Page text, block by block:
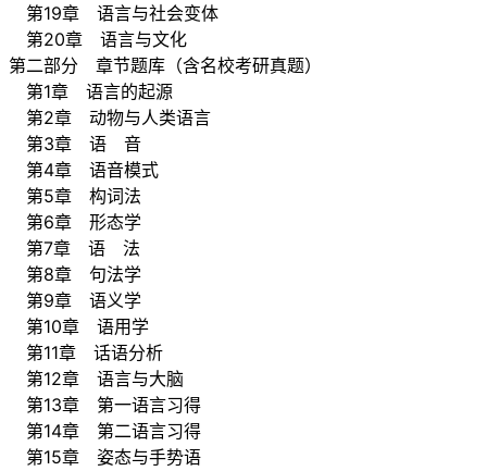
第19章 语言与社会变体
第20章 语言与文化
第二部分 章节题库（含名校考研真题）
第1章 语言的起源
第2章 动物与人类语言
第3章 语 音
第4章 语音模式
第5章 构词法
第6章 形态学
第7章 语 法
第8章 句法学
第9章 语义学
第10章 语用学
第11章 话语分析
第12章 语言与大脑
第13章 第一语言习得
第14章 第二语言习得
第15章 姿态与手势语